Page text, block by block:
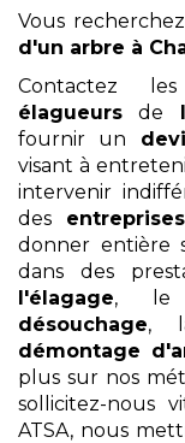
Vous
d'un arbre à
Contactez
élagueurs de
fournir un
visant à
intervenir
des entreprises
donner entière
dans des
l'élagage,
désouchage,
démontage
plus sur nos
sollicitez-nous
ATSA, nous